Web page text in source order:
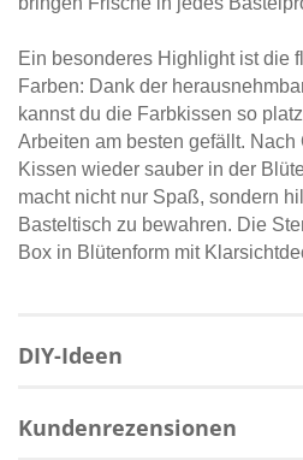
Ein besonderes Highlight ist die
Farben: Dank der
kannst du die Farbkissen so
Arbeiten am besten gefällt.
Kissen wieder sauber in der
macht nicht nur Spaß, sondern
Basteltisch zu bewahren. Die
Box in Blütenform mit
DIY-Ideen
Kundenrezensionen